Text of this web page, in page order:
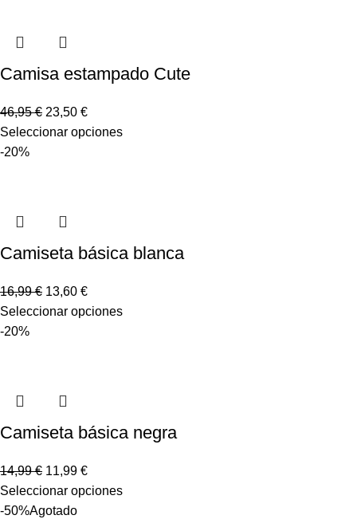
Camisa estampado Cute
46,95€ 23,50 €
Seleccionar opciones
-20%
Camiseta básica blanca
16,99€ 13,60 €
Seleccionar opciones
-20%
Camiseta básica negra
14,99€ 11,99 €
Seleccionar opciones
-50%Agotado